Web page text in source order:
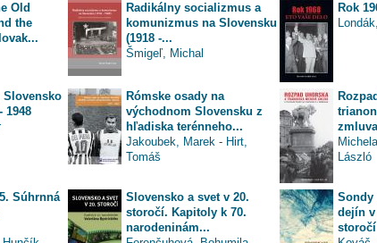
Old
the
Radikálny socializmus a
komunizmus na Slovensku
(1918 -...
Šmigeľ, Michal
Rok
Slovensko
1948
Rómske osady na
východnom Slovensku z
hľadiska terénneho...
Jakoubek, Marek - Hirt,
Tomáš
zmluva
László
Súhrnná
Slovensko a svet v 20.
storočí. Kapitoly k 70.
narodeninám...
Sondy
dejín v
storočí